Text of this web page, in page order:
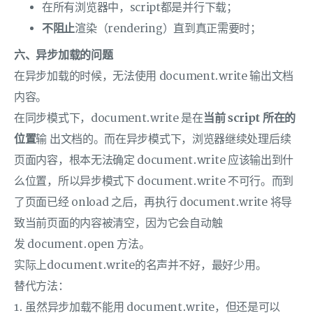
在所有浏览器中，script都是并行下载；
不阻止渲染（rendering）直到真正需要时；
六、异步加载的问题
在异步加载的时候，无法使用 document.write 输出文档
内容。
在同步模式下，document.write 是在当前 script 所在的
位置输 出文档的。而在异步模式下，浏览器继续处理后续
页面内容，根本无法确定 document.write 应该输出到什
么位置，所以异步模式下 document.write 不可行。而到
了页面已经 onload 之后，再执行 document.write 将导
致当前页面的内容被清空，因为它会自动触
发 document.open 方法。
实际上document.write的名声并不好，最好少用。
替代方法：
1. 虽然异步加载不能用 document.write，但还是可以